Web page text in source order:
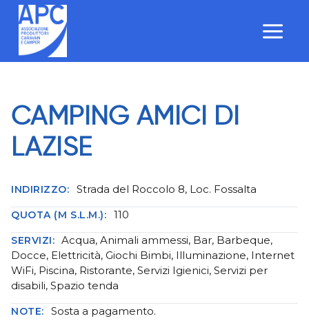
Salta
contenuto
CAMPING AMICI DI
LAZISE
INDIRIZZO: Strada del Roccolo 8, Loc. Fossalta
QUOTA (M S.L.M.): 110
SERVIZI: Acqua, Animali ammessi, Bar, Barbeque,
Docce, Elettricità, Giochi Bimbi, Illuminazione, Internet
WiFi, Piscina, Ristorante, Servizi Igienici, Servizi per
disabili, Spazio tenda
NOTE: Sosta a pagamento.